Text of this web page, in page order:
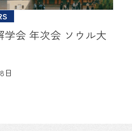
学会 年次会 ソウル大
日